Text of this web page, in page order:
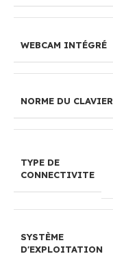
WEBCAM INTÉGRÉ
NORME DU CLAVIER
TYPE DE
CONNECTIVITE
SYSTÈME
D'EXPLOITATION